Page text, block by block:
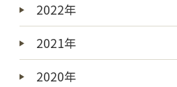
2022年
2021年
2020年